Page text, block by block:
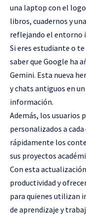
una laptop con el
libros, cuadernos y
reflejando el entorno
Si eres estudiante o
saber que Google ha
Gemini. Esta nueva
y chats antiguos en
información.
Además, los usuarios
personalizados a
rápidamente los
sus proyectos
Con esta
productividad y
para quienes utilizan
de aprendizaje y